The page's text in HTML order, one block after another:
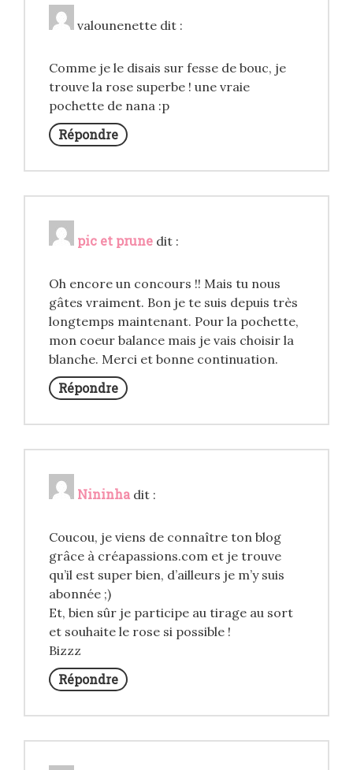
valounenette dit :
Comme je le disais sur fesse de bouc, je
trouve la rose superbe ! une vraie
pochette de nana :p
Répondre
pic et prune dit :
Oh encore un concours !! Mais tu nous
gâtes vraiment. Bon je te suis depuis très
longtemps maintenant. Pour la pochette,
mon coeur balance mais je vais choisir la
blanche. Merci et bonne continuation.
Répondre
Nininha dit :
Coucou, je viens de connaître ton blog
grâce à créapassions.com et je trouve
qu’il est super bien, d’ailleurs je m’y suis
abonnée ;)
Et, bien sûr je participe au tirage au sort
et souhaite le rose si possible !
Bizzz
Répondre